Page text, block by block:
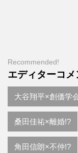
Recommended!
エディターコ
大谷翔平×創価学
桑田佳祐×離婚!?
角田信朗×不仲!?